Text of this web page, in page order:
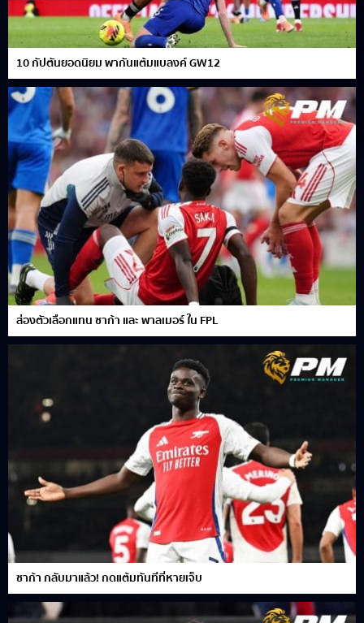
10 กัปตันยอดนิยม พากันแต้มแบลงค์ GW12
ส่องตัวเลือกแทน ซาก้า และ พาลเมอร์ ใน FPL
ซาก้า กลับมาแล้ว! กดแต้มทันทีที่หายเจ็บ